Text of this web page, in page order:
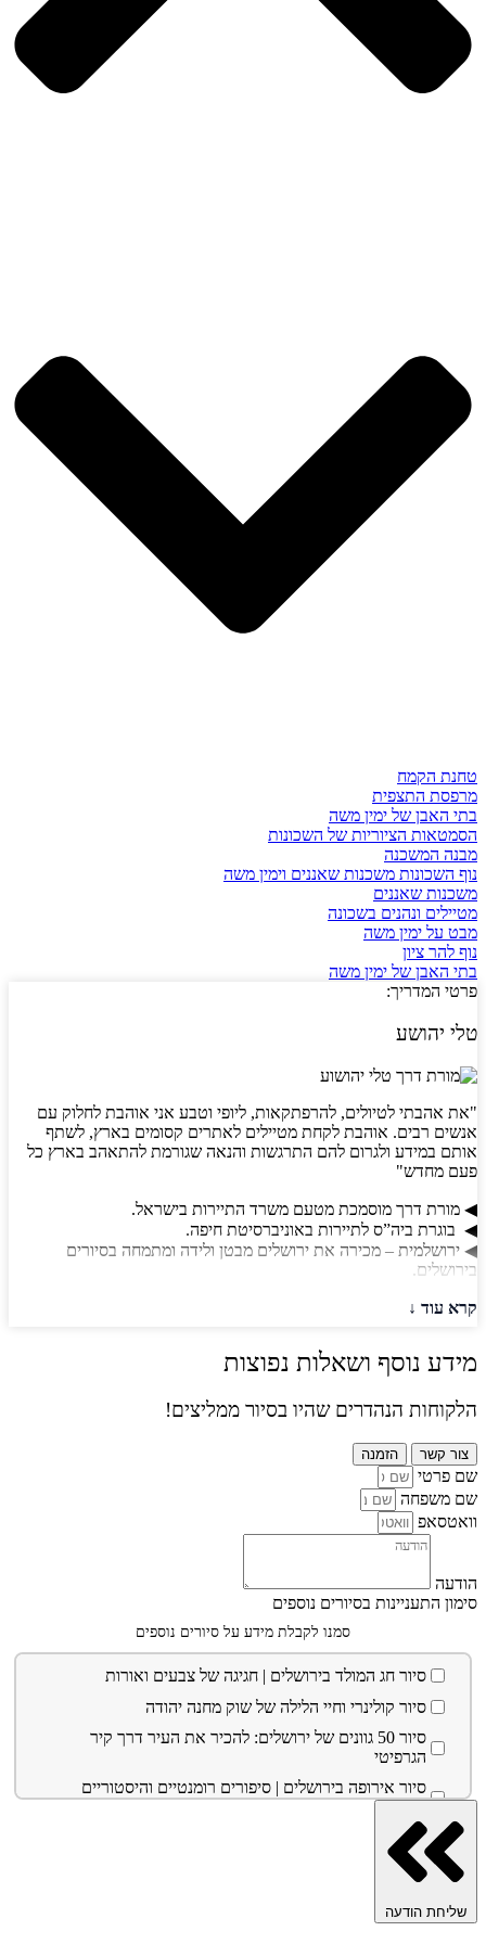
טחנת הקמח
מרפסת התצפית
בתי האבן של ימין משה
הסמטאות הציוריות של השכונות
מבנה המשכנה
נוף השכונות משכנות שאננים וימין משה
משכנות שאננים
מטיילים ונהנים בשכונה
מבט על ימין משה
נוף להר ציון
בתי האבן של ימין משה
פרטי המדריך:
טלי יהושע
"את אהבתי לטיולים, להרפתקאות, ליופי וטבע אני אוהבת לחלוק עם
אנשים רבים. אוהבת לקחת מטיילים לאתרים קסומים בארץ, לשתף
אותם במידע ולגרום להם התרגשות והנאה שגורמת להתאהב בארץ כל
פעם מחדש"
◀ מורת דרך מוסמכת מטעם משרד התיירות בישראל.
◀ בוגרת ביה”ס לתיירות באוניברסיטת חיפה.
◀ ירושלמית – מכירה את ירושלים מבטן ולידה ומתמחה בסיורים
בירושלים.
קרא עוד
מידע נוסף ושאלות נפוצות
הלקוחות הנהדרים שהיו בסיור ממליצים!
צור קשר הזמנה
שם פרטי
שם משפחה
וואטסאפ
הודעה
סימון התעניינות בסיורים נוספים
סמנו לקבלת מידע על סיורים נוספים
סיור חג המולד בירושלים | חגיגה של צבעים ואורות
סיור קולינרי וחיי הלילה של שוק מחנה יהודה
סיור 50 גוונים של ירושלים: להכיר את העיר דרך קיר
הגרפיטי
סיור אירופה בירושלים | סיפורים רומנטיים והיסטוריים
בפינות ירושלמיות
סיור סליחות בירושלים העתיקה | הר ציון וקבר דוד דרך
הרובע היהודי ועד לכותל המערבי
מול חומות העיר העתיקה בירושלים | בלתי נשכח
סיור כריסמס (חג מולד) ברובע הנוצרי ומחוץ לעיר העתיקהשליחת הודעה